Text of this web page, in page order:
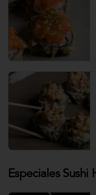
Especiales Sushi